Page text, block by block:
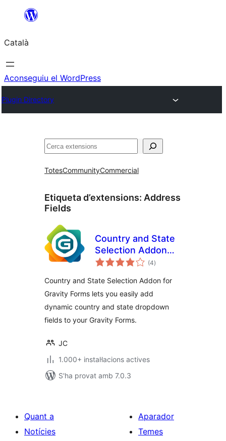
contingut
Català
Aconseguiu el WordPress
Plugin Directory
Cerca
TotesCommunityCommercial
Etiqueta d’extensions: Address
Fields
Country and State
Selection Addon
for Gravity Forms
(4puntuacions
totals
)
Country and State Selection Addon for
Gravity Forms lets you easily add
dynamic country and state dropdown
fields to your Gravity Forms.
JC
1.000+ instal·lacions actives
S'ha provat amb 7.0.3
Quant a
Notícies
Aparador
Temes